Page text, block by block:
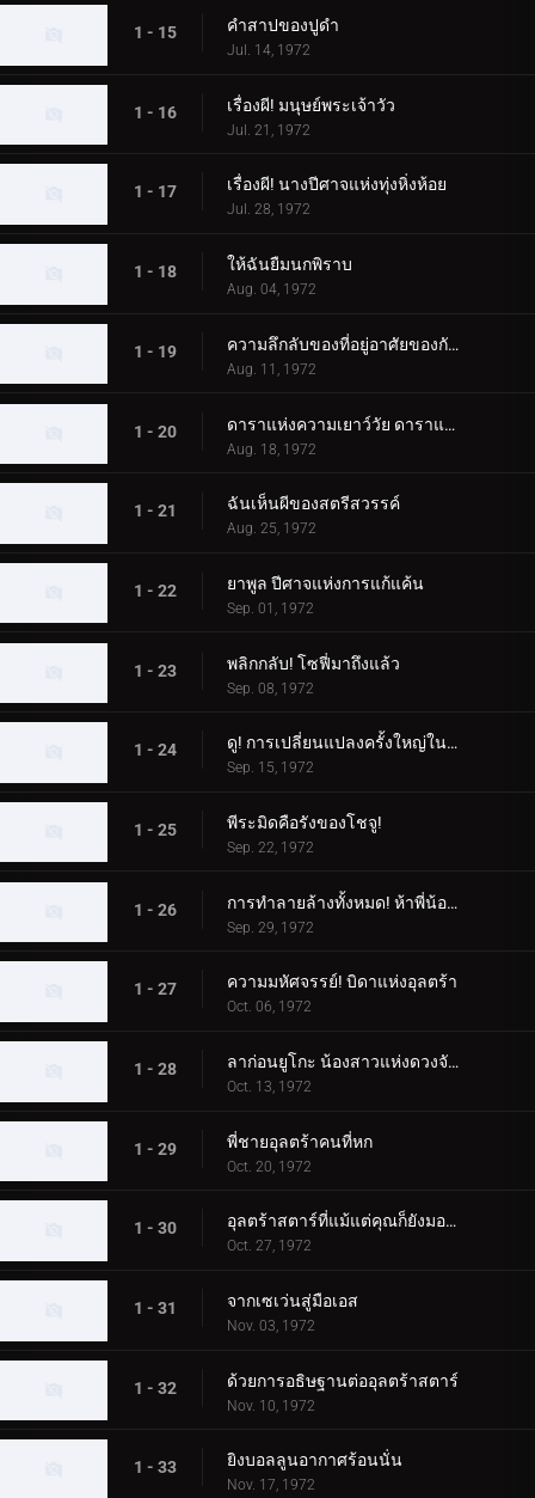
1 - 15 คำสาปของปูดำ
Jul. 14, 1972
1 - 16 เรื่องผี! มนุษย์พระเจ้าวัว
Jul. 21, 1972
1 - 17 เรื่องผี! นางปีศาจแห่งทุ่งหิ่งห้อย
Jul. 28, 1972
1 - 18 ให้ฉันยืมนกพิราบ
Aug. 04, 1972
1 - 19 ความลึกลับของที่อยู่อาศัยของกัปปะ
Aug. 11, 1972
1 - 20 ดาราแห่งความเยาว์วัย ดาราแห่งคู่รัก
Aug. 18, 1972
1 - 21 ฉันเห็นผีของสตรีสวรรค์
Aug. 25, 1972
1 - 22 ยาพูล ปีศาจแห่งการแก้แค้น
Sep. 01, 1972
1 - 23 พลิกกลับ! โซฟี่มาถึงแล้ว
Sep. 08, 1972
1 - 24 ดู! การเปลี่ยนแปลงครั้งใหญ่ในตอนกลางคืน
Sep. 15, 1972
1 - 25 พีระมิดคือรังของโชจู!
Sep. 22, 1972
1 - 26 การทำลายล้างทั้งหมด! ห้าพี่น้องอุลตร้า
Sep. 29, 1972
1 - 27 ความมหัศจรรย์! บิดาแห่งอุลตร้า
Oct. 06, 1972
1 - 28 ลาก่อนยูโกะ น้องสาวแห่งดวงจันทร์
Oct. 13, 1972
1 - 29 พี่ชายอุลตร้าคนที่หก
Oct. 20, 1972
1 - 30 อุลตร้าสตาร์ที่แม้แต่คุณก็ยังมองเห็น
Oct. 27, 1972
1 - 31 จากเซเว่นสู่มือเอส
Nov. 03, 1972
1 - 32 ด้วยการอธิษฐานต่ออุลตร้าสตาร์
Nov. 10, 1972
1 - 33 ยิงบอลลูนอากาศร้อนนั่น
Nov. 17, 1972